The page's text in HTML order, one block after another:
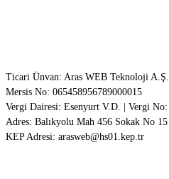
Ticari Ünvan: Aras WEB Teknoloji A.Ş.
Mersis No: 065458956789000015
Vergi Dairesi: Esenyurt V.D. | Vergi
Adres: Balıkyolu Mah 456 Sokak No
KEP Adresi: arasweb@hs01.kep.tr